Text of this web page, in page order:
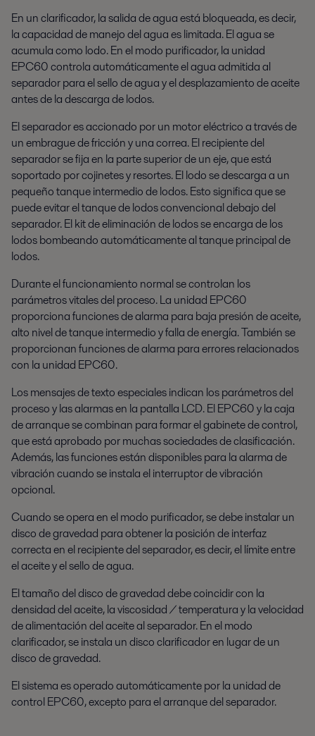
En un clarificador, la salida de agua está bloqueada, es decir,
la capacidad de manejo del agua es limitada. El agua se
acumula como lodo. En el modo purificador, la unidad
EPC60 controla automáticamente el agua admitida al
separador para el sello de agua y el desplazamiento de aceite
antes de la descarga de lodos.
El separador es accionado por un motor eléctrico a través de
un embrague de fricción y una correa. El recipiente del
separador se fija en la parte superior de un eje, que está
soportado por cojinetes y resortes. El lodo se descarga a un
pequeño tanque intermedio de lodos. Esto significa que se
puede evitar el tanque de lodos convencional debajo del
separador. El kit de eliminación de lodos se encarga de los
lodos bombeando automáticamente al tanque principal de
lodos.
Durante el funcionamiento normal se controlan los
parámetros vitales del proceso. La unidad EPC60
proporciona funciones de alarma para baja presión de aceite,
alto nivel de tanque intermedio y falla de energía. También se
proporcionan funciones de alarma para errores relacionados
con la unidad EPC60.
Los mensajes de texto especiales indican los parámetros del
proceso y las alarmas en la pantalla LCD. El EPC60 y la caja
de arranque se combinan para formar el gabinete de control,
que está aprobado por muchas sociedades de clasificación.
Además, las funciones están disponibles para la alarma de
vibración cuando se instala el interruptor de vibración
opcional.
Cuando se opera en el modo purificador, se debe instalar un
disco de gravedad para obtener la posición de interfaz
correcta en el recipiente del separador, es decir, el límite entre
el aceite y el sello de agua.
El tamaño del disco de gravedad debe coincidir con la
densidad del aceite, la viscosidad / temperatura y la velocidad
de alimentación del aceite al separador. En el modo
clarificador, se instala un disco clarificador en lugar de un
disco de gravedad.
El sistema es operado automáticamente por la unidad de
control EPC60, excepto para el arranque del separador.